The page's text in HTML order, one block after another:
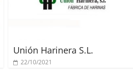
Unión Harinera S.L.
22/10/2021